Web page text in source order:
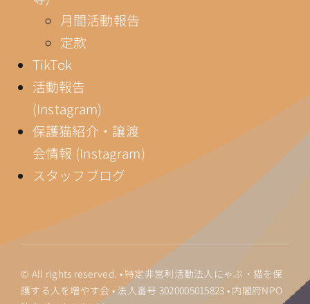
月間活動報告
定款
TikTok
活動報告
(Instagram)
保護猫紹介・譲渡
会情報 (Instagram)
スタッフブログ
© All rights reserved. • 特定非営利活動法人にゃぶ・猫を保
護する人を増やす会 • 法人番号 3020005015823 • 内閣府NPO